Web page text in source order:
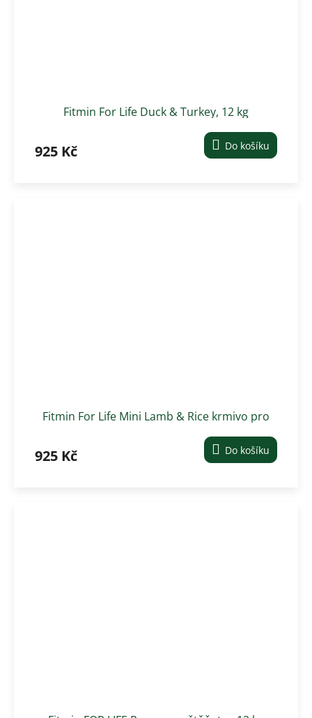
Fitmin For Life Duck & Turkey, 12 kg
925 Kč Do košíku
Fitmin For Life Mini Lamb & Rice krmivo pro
925 Kč Do košíku